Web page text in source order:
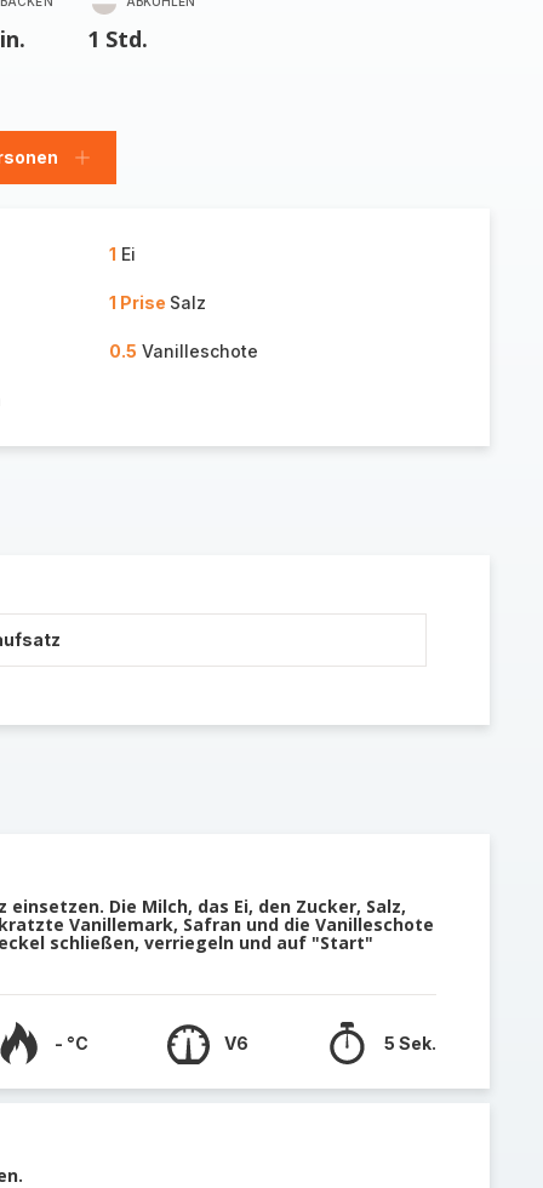
1 Std.
Personen
1 Ei
1 Prise Salz
0.5 Vanilleschote
Die Milch, das Ei, den Zucker, Salz,
Vanillemark, Safran und die Vanilleschote
schließen, verriegeln und auf "Start"
- °C V6 5 Sek.